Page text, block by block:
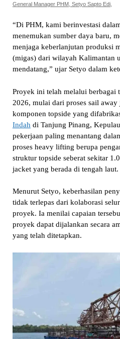
General Manager PHM, Setyo Sapto Edi,
“Di PHM, kami berinvestasi
menemukan sumber daya baru,
menjaga keberlanjutan produksi
(migas) dari wilayah Kalimantan
mendatang,” ujar Setyo dalam
Proyek ini telah melalui berbagai
2026, mulai dari proses sail
komponen topside yang
Indah di Tanjung Pinang,
pekerjaan paling menantang
proses heavy lifting berupa
struktur topside seberat sekitar
jacket yang berada di tengah laut.
Menurut Setyo, keberhasilan
tidak terlepas dari kolaborasi
proyek. Ia menilai capaian
proyek dapat dijalankan secara
yang telah ditetapkan.